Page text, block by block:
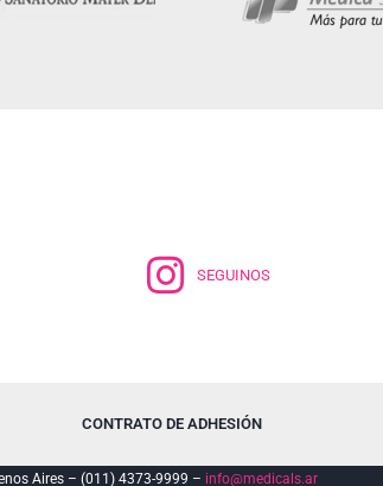
SEGUINOS
CONTRATO DE ADHESIÓN
Aires – (011) 4373-9999 – info@medicals.ar